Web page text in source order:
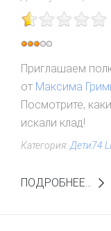
Рейтинг:
3
Приглашаем
от Максима
Посмотрите,
искали клад!
Категория: Дети74
ПОДРОБНЕЕ...